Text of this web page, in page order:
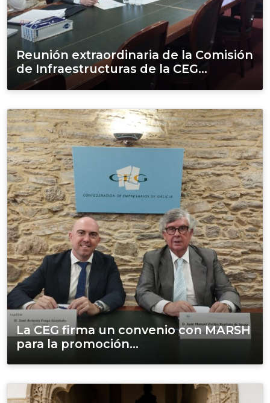
Reunión extraordinaria de la Comisión
de Infraestructuras de la CEG...
La CEG firma un convenio con MARSH
para la promoción...